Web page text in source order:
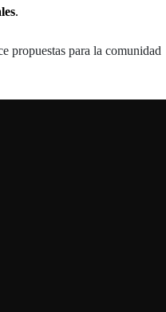
.
propuestas para la comunidad